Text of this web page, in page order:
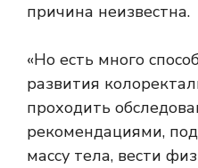
причина неизвестна.
«Но есть много
развития
проходить
рекомендациями,
массу тела, вести